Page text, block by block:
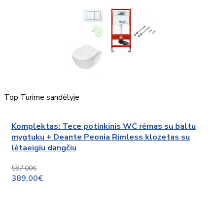
Top Turime sandėlyje
Komplektas: Tece potinkinis WC rėmas su baltu
mygtuku + Deante Peonia Rimless klozetas su
lėtaeigiu dangčiu
587,00€
389,00€